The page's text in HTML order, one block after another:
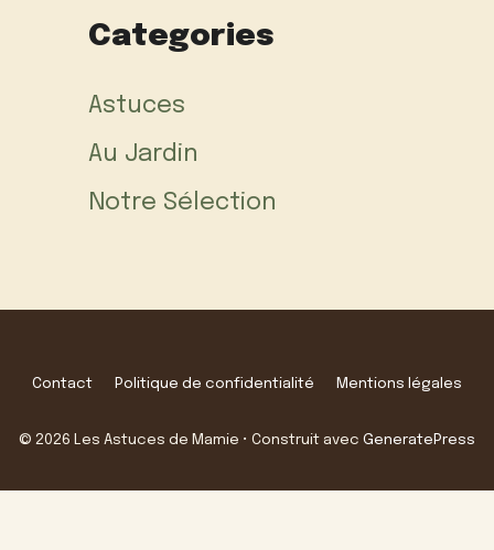
Categories
Astuces
Au Jardin
Notre Sélection
Contact Politique de confidentialité Mentions légales
© 2026 Les Astuces de Mamie • Construit avec GeneratePress